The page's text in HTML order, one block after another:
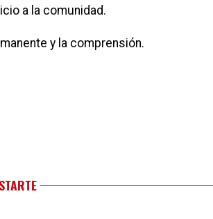
a la comunidad.
y la comprensión.